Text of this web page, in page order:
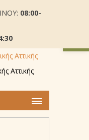
08:00-
Αττικής